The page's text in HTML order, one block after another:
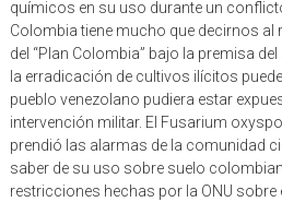
Colombia tiene mucho que decirnos al
del “Plan Colombia” bajo la premisa
la erradicación de cultivos ilícitos
pueblo venezolano pudiera estar
intervención militar. El Fusarium
prendió las alarmas de la comunidad
saber de su uso sobre suelo
restricciones hechas por la ONU sobre
toxicas desde la Guerra contra